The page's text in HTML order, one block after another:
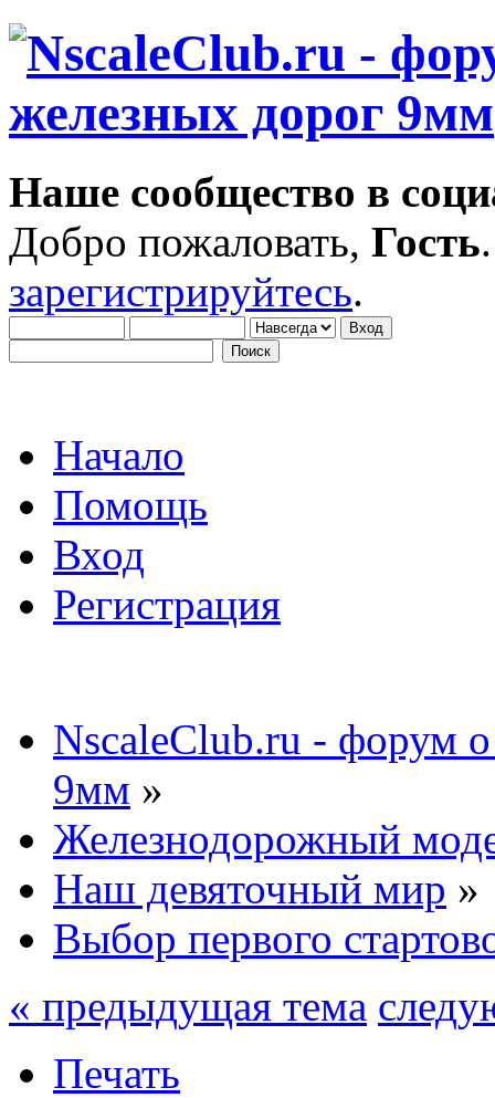
Наше сообщество в
Добро пожаловать, Гость
зарегистрируйтесь.
Начало
Помощь
Вход
Регистрация
NscaleClub.ru - форум
9мм »
Железнодорожный
Наш девяточный мир »
Выбор первого
« предыдущая тема
Печать